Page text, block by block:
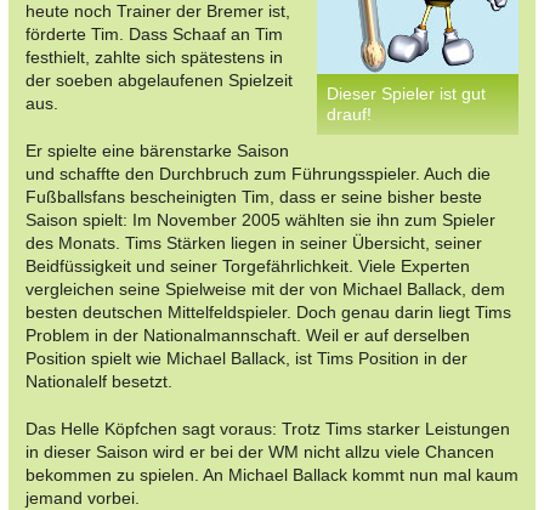
Dieser Spieler ist gut
drauf!
heute noch Trainer der Bremer ist,
förderte Tim. Dass Schaaf an Tim
festhielt, zahlte sich spätestens in
der soeben abgelaufenen Spielzeit
aus.
Er spielte eine bärenstarke Saison
und schaffte den Durchbruch zum Führungsspieler. Auch die
Fußballsfans bescheinigten Tim, dass er seine bisher beste
Saison spielt: Im November 2005 wählten sie ihn zum Spieler
des Monats. Tims Stärken liegen in seiner Übersicht, seiner
Beidfüssigkeit und seiner Torgefährlichkeit. Viele Experten
vergleichen seine Spielweise mit der von Michael Ballack, dem
besten deutschen Mittelfeldspieler. Doch genau darin liegt Tims
Problem in der Nationalmannschaft. Weil er auf derselben
Position spielt wie Michael Ballack, ist Tims Position in der
Nationalelf besetzt.
Das Helle Köpfchen sagt voraus: Trotz Tims starker Leistungen
in dieser Saison wird er bei der WM nicht allzu viele Chancen
bekommen zu spielen. An Michael Ballack kommt nun mal kaum
jemand vorbei.